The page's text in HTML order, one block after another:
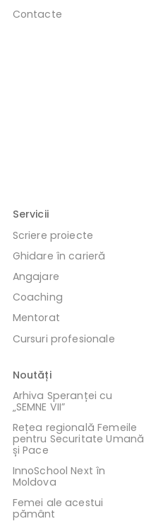
Contacte
Servicii
Scriere proiecte
Ghidare în carieră
Angajare
Coaching
Mentorat
Cursuri profesionale
Noutăți
Arhiva Speranței cu
„SEMNE VII”
Rețea regională Femeile
pentru Securitate Umană
și Pace
InnoSchool Next în
Moldova
Femei ale acestui
pământ